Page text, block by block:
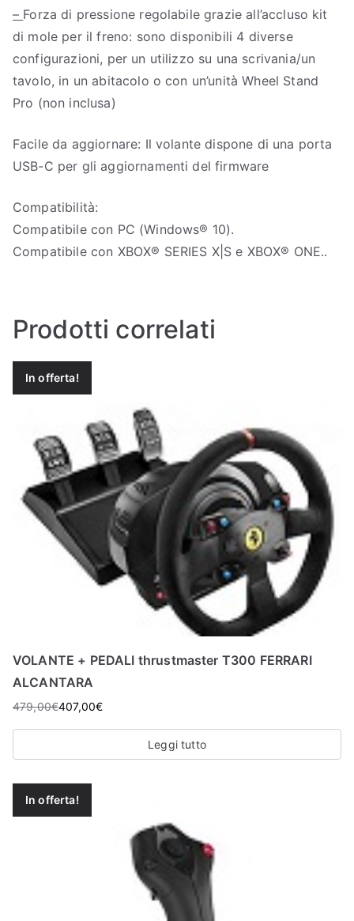
– Forza di pressione regolabile grazie all’accluso kit
di mole per il freno: sono disponibili 4 diverse
configurazioni, per un utilizzo su una scrivania/un
tavolo, in un abitacolo o con un’unità Wheel Stand
Pro (non inclusa)
Facile da aggiornare: Il volante dispone di una porta
USB-C per gli aggiornamenti del firmware
Compatibilità:
Compatibile con PC (Windows® 10).
Compatibile con XBOX® SERIES X|S e XBOX® ONE..
Prodotti correlati
In offerta!
VOLANTE + PEDALI thrustmaster T300 FERRARI
ALCANTARA
479,00€407,00€
Leggi tutto
In offerta!